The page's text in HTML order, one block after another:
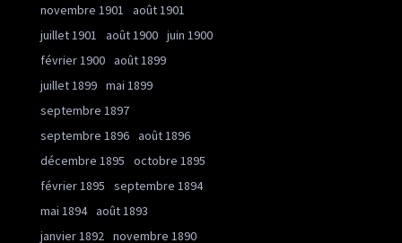
novembre 1901
août 1901
juillet 1901
août 1900 juin 1900
février 1900 août 1899
juillet 1899 mai 1899
septembre 1897
septembre 1896 août 1896
décembre 1895
octobre 1895
février 1895
septembre 1894
mai 1894 août 1893
janvier 1892 novembre 1890